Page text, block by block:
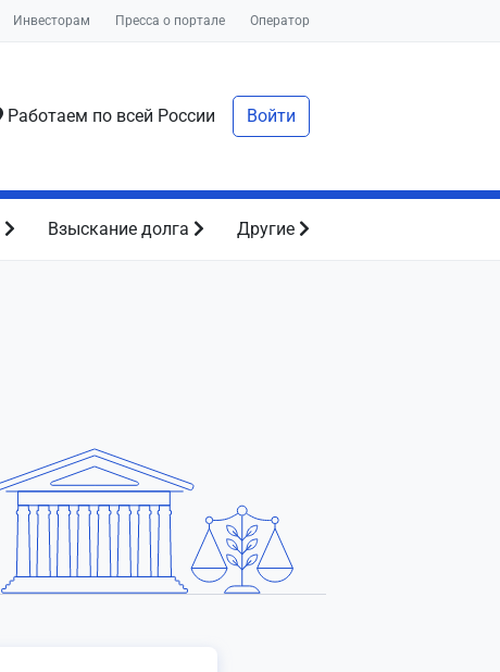
Инвесторам Пресса о портале Оператор
Работаем по всей России Войти
Взыскание долга Другие